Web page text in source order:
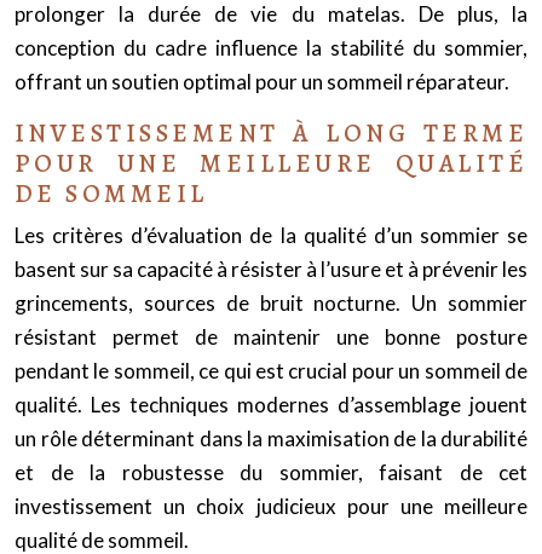
prolonger la durée de vie du matelas. De plus, la
conception du cadre influence la stabilité du sommier,
offrant un soutien optimal pour un sommeil réparateur.
INVESTISSEMENT À LONG TERME
POUR UNE MEILLEURE QUALITÉ
DE SOMMEIL
Les critères d’évaluation de la qualité d’un sommier se
basent sur sa capacité à résister à l’usure et à prévenir les
grincements, sources de bruit nocturne. Un sommier
résistant permet de maintenir une bonne posture
pendant le sommeil, ce qui est crucial pour un sommeil de
qualité. Les techniques modernes d’assemblage jouent
un rôle déterminant dans la maximisation de la durabilité
et de la robustesse du sommier, faisant de cet
investissement un choix judicieux pour une meilleure
qualité de sommeil.